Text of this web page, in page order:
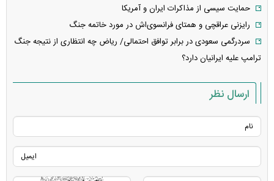
حمایت سیسی از مذاکرات ایران و آمریکا
رایزنی عراقچی و همتای فرانسوی‌اش در مورد خاتمه جنگ
سردرگمی سعودی در برابر توافق احتمالی/ ریاض چه انتظاری از نتیجه جنگ
ترامپ علیه ایرانیان دارد؟
ارسال نظر